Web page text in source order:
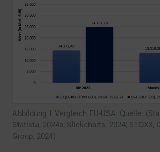
Abbildung 1 Vergleich EU-USA: Quelle:
Statista, 2024a; Slickcharts, 2024; STOXX,
Group, 2024)